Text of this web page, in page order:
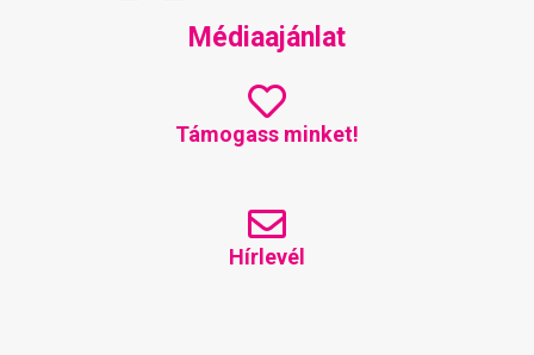
Médiaajánlat
Támogass minket!
Hírlevél